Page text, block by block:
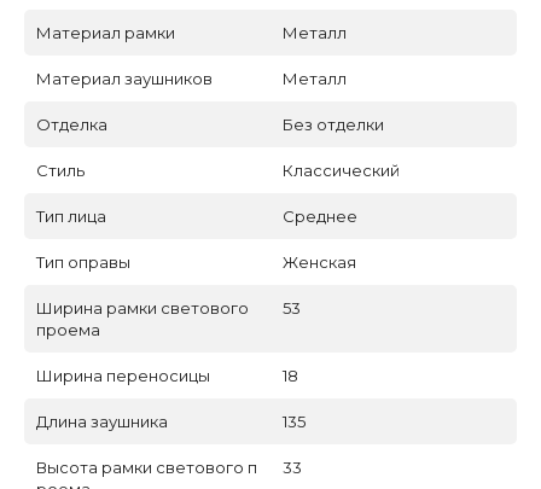
Материал рамки Металл
Материал заушников Металл
Отделка Без отделки
Стиль Классический
Тип лица Среднее
Тип оправы Женская
Ширина рамки светового
проема
53
Ширина переносицы 18
Длина заушника 135
Высота рамки светового п
33